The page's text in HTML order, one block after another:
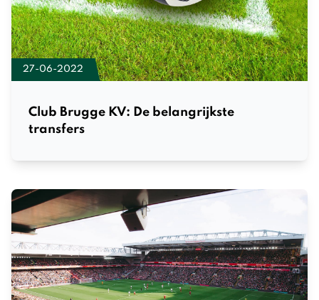
27-06-2022
Club Brugge KV: De belangrijkste
transfers